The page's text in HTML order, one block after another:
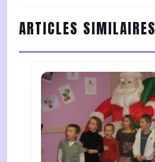
post:
post:
ARTICLES SIMILAIRES